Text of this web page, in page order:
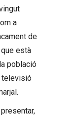
a
de
està
població
televisió